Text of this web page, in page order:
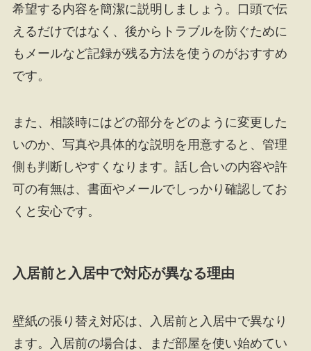
希望する内容を簡潔に説明しましょう。口頭で伝
えるだけではなく、後からトラブルを防ぐために
もメールなど記録が残る方法を使うのがおすすめ
です。
また、相談時にはどの部分をどのように変更した
いのか、写真や具体的な説明を用意すると、管理
側も判断しやすくなります。話し合いの内容や許
可の有無は、書面やメールでしっかり確認してお
くと安心です。
入居前と入居中で対応が異なる理由
壁紙の張り替え対応は、入居前と入居中で異なり
ます。入居前の場合は、まだ部屋を使い始めてい